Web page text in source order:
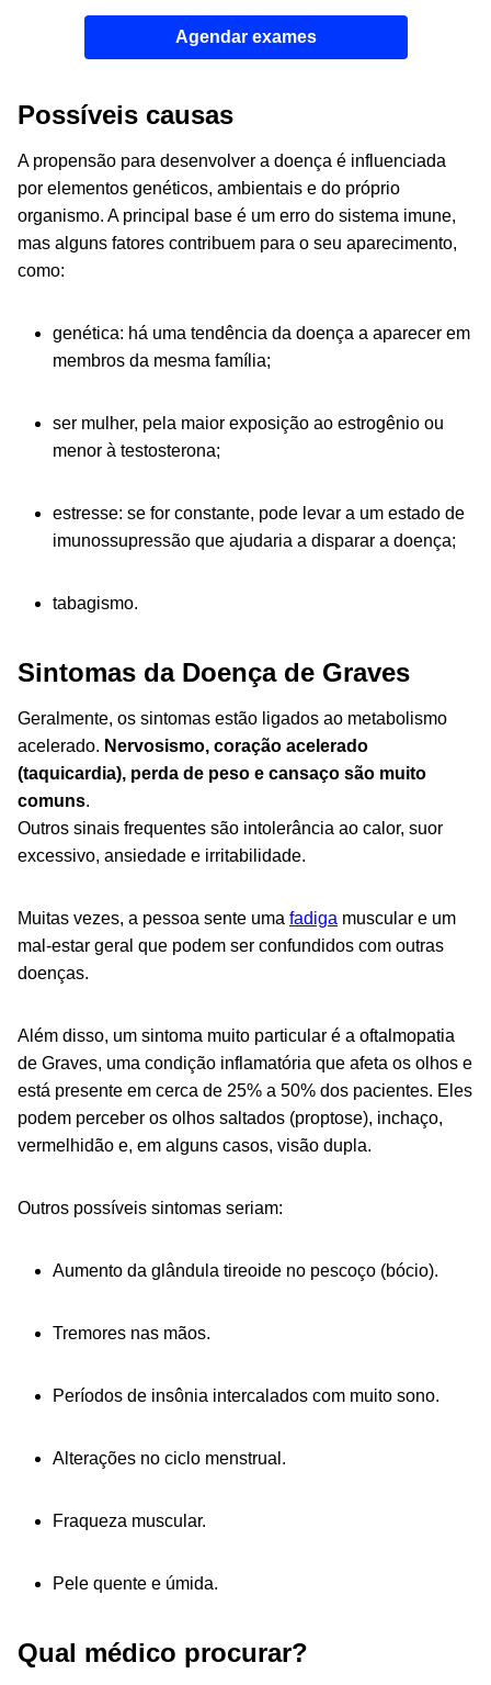
Agendar exames
Possíveis causas
A propensão para desenvolver a doença é influenciada
por elementos genéticos, ambientais e do próprio
organismo. A principal base é um erro do sistema imune,
mas alguns fatores contribuem para o seu aparecimento,
como:
genética: há uma tendência da doença a aparecer em
membros da mesma família;
ser mulher, pela maior exposição ao estrogênio ou
menor à testosterona;
estresse: se for constante, pode levar a um estado de
imunossupressão que ajudaria a disparar a doença;
tabagismo.
Sintomas da Doença de Graves
Geralmente, os sintomas estão ligados ao metabolismo
acelerado. Nervosismo, coração acelerado
(taquicardia), perda de peso e cansaço são muito
comuns.
Outros sinais frequentes são intolerância ao calor, suor
excessivo, ansiedade e irritabilidade.
Muitas vezes, a pessoa sente uma fadiga muscular e um
mal-estar geral que podem ser confundidos com outras
doenças.
Além disso, um sintoma muito particular é a oftalmopatia
de Graves, uma condição inflamatória que afeta os olhos e
está presente em cerca de 25% a 50% dos pacientes. Eles
podem perceber os olhos saltados (proptose), inchaço,
vermelhidão e, em alguns casos, visão dupla.
Outros possíveis sintomas seriam:
Aumento da glândula tireoide no pescoço (bócio).
Tremores nas mãos.
Períodos de insônia intercalados com muito sono.
Alterações no ciclo menstrual.
Fraqueza muscular.
Pele quente e úmida.
Qual médico procurar?